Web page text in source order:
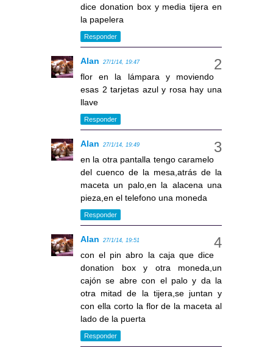
dice donation box y media tijera en
la papelera
Responder
Alan 27/1/14, 19:47
flor en la lámpara y moviendo
esas 2 tarjetas azul y rosa hay una
llave
Responder
Alan 27/1/14, 19:49
en la otra pantalla tengo caramelo
del cuenco de la mesa,atrás de la
maceta un palo,en la alacena una
pieza,en el telefono una moneda
Responder
Alan 27/1/14, 19:51
con el pin abro la caja que dice
donation box y otra moneda,un
cajón se abre con el palo y da la
otra mitad de la tijera,se juntan y
con ella corto la flor de la maceta al
lado de la puerta
Responder